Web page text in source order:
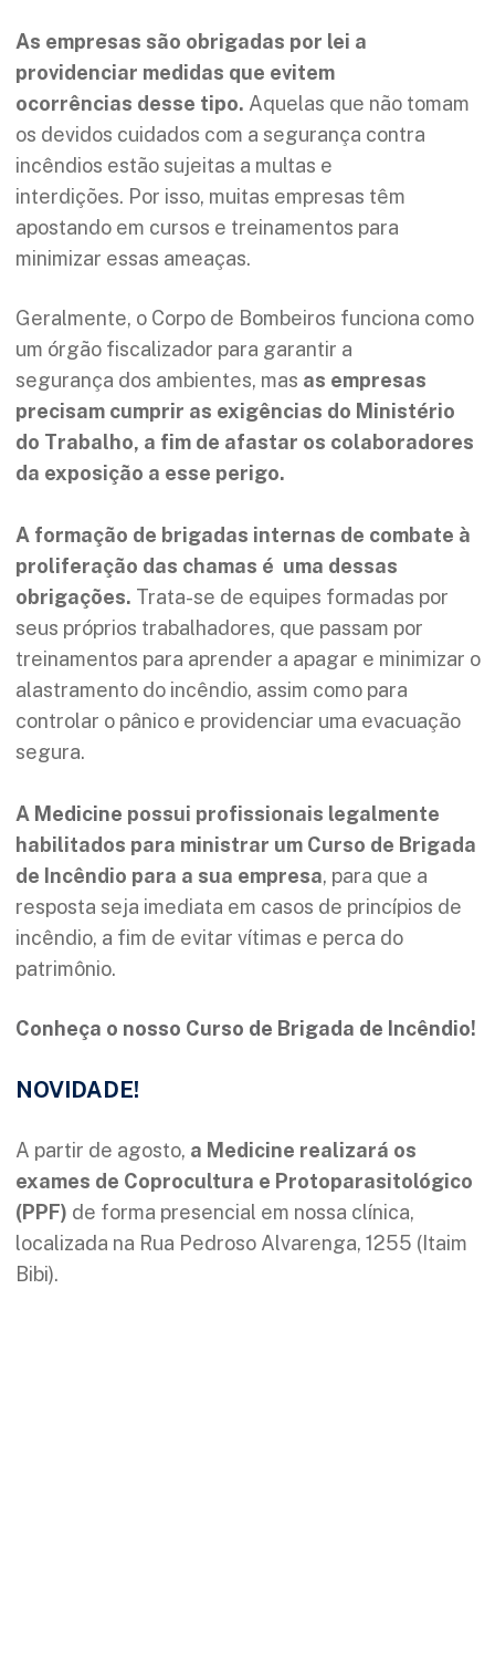
As empresas são obrigadas por lei a
providenciar medidas que evitem
ocorrências desse tipo. Aquelas que não tomam
os devidos cuidados com a segurança contra
incêndios estão sujeitas a multas e
interdições. Por isso, muitas empresas têm
apostando em cursos e treinamentos para
minimizar essas ameaças.
Geralmente, o Corpo de Bombeiros funciona como
um órgão fiscalizador para garantir a
segurança dos ambientes, mas as empresas
precisam cumprir as exigências do Ministério
do Trabalho, a fim de afastar os colaboradores
da exposição a esse perigo.
A formação de brigadas internas de combate à
proliferação das chamas é uma dessas
obrigações. Trata-se de equipes formadas por
seus próprios trabalhadores, que passam por
treinamentos para aprender a apagar e minimizar o
alastramento do incêndio, assim como para
controlar o pânico e providenciar uma evacuação
segura.
A Medicine possui profissionais legalmente
habilitados para ministrar um Curso de Brigada
de Incêndio para a sua empresa, para que a
resposta seja imediata em casos de princípios de
incêndio, a fim de evitar vítimas e perca do
patrimônio.
Conheça o nosso Curso de Brigada de Incêndio!
NOVIDADE!
A partir de agosto, a Medicine realizará os
exames de Coprocultura e Protoparasitológico
(PPF) de forma presencial em nossa clínica,
localizada na Rua Pedroso Alvarenga, 1255 (Itaim
Bibi).